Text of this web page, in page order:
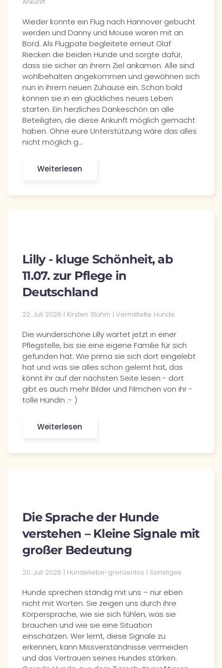
Wieder konnte ein Flug nach Hannover gebucht
werden und Danny und Mouse waren mit an
Bord. Als Flugpate begleitete erneut Olaf
Riecken die beiden Hunde und sorgte dafür,
dass sie sicher an ihrem Ziel ankamen. Alle sind
wohlbehalten angekommen und gewöhnen sich
nun in ihrem neuen Zuhause ein. Schon bald
können sie in ein glückliches neues Leben
starten. Ein herzliches Dankeschön an alle
Beteiligten, die diese Ankunft möglich gemacht
haben. Ohne eure Unterstützung wäre das alles
nicht möglich g…
Weiterlesen
Lilly - kluge Schönheit, ab
11.07. zur Pflege in
Deutschland
22. Juli 2026 | Kirsten Stühm | Vermittelte Hunde
Die wunderschöne Lilly wartet jetzt in einer
Pflegstelle, bis sie eine eigene Familie für sich
gefunden hat. Wie prima sie sich dort eingelebt
hat und was sie alles schon gelernt hat, das
könnt ihr auf der nächsten Seite lesen - dort
gibt es auch mehr Bilder und Filmchen von ihr -
tolle Hündin :- )
Weiterlesen
Die Sprache der Hunde
verstehen – Kleine Signale mit
großer Bedeutung
20. Juli 2026 | Hundeliebe-grenzenlos | Sonstiges
Hunde sprechen ständig mit uns – nur eben
nicht mit Worten. Sie zeigen uns durch ihre
Körpersprache, wie sie sich fühlen, was sie
brauchen und wie sie eine Situation
einschätzen. Wer lernt, diese Signale zu
erkennen, kann Missverständnisse vermeiden
und das Vertrauen seines Hundes stärken.